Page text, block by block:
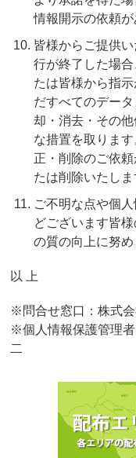
情報開示の依頼が
皆様からご提供
行が終了した場
たは皆様から指
だすべてのデー
却・消去・その
な措置を取りま
正・削除のご依
たは削除いたしま
ご不明な点や個
どございます皆
の質の向上に努め
以 上
※問合せ窓口：株式
※個人情報保護管理
二